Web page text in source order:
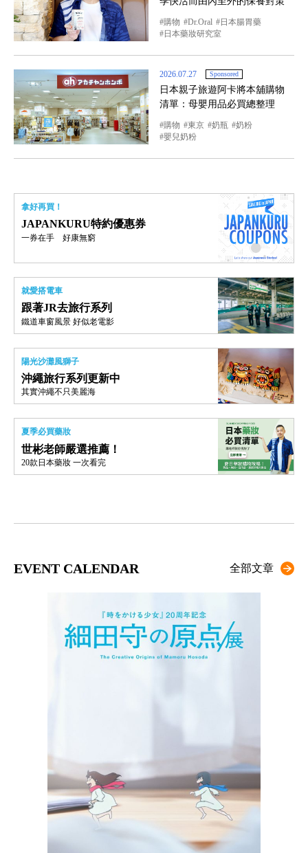
購物 Dr.Oral
日本腸胃藥
日本藥妝研究室
2026.07.27 Sponsored
日本親子旅遊阿卡將本舖購物
清單：母嬰用品必買總整理
購物 東京 奶瓶
奶粉
嬰兒奶粉
拿好再買！
JAPANKURU特約優惠券
一券在手 好康無窮
就愛搭電車
跟著JR去旅行系列
鐵道車窗風景 好似老電影
陽光沙灘風獅子
沖繩旅行系列更新中
其實沖繩不只美麗海
夏季必買藥妝
世彬老師嚴選推薦！
20款日本藥妝 一次看完
EVENT CALENDAR 全部文章